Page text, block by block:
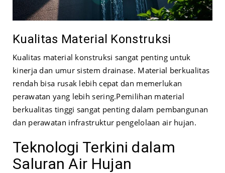
Kualitas Material Konstruksi
Kualitas material konstruksi sangat penting untuk
kinerja dan umur sistem drainase. Material berkualitas
rendah bisa rusak lebih cepat dan memerlukan
perawatan yang lebih sering.Pemilihan material
berkualitas tinggi sangat penting dalam pembangunan
dan perawatan infrastruktur pengelolaan air hujan.
Teknologi Terkini dalam
Saluran Air Hujan